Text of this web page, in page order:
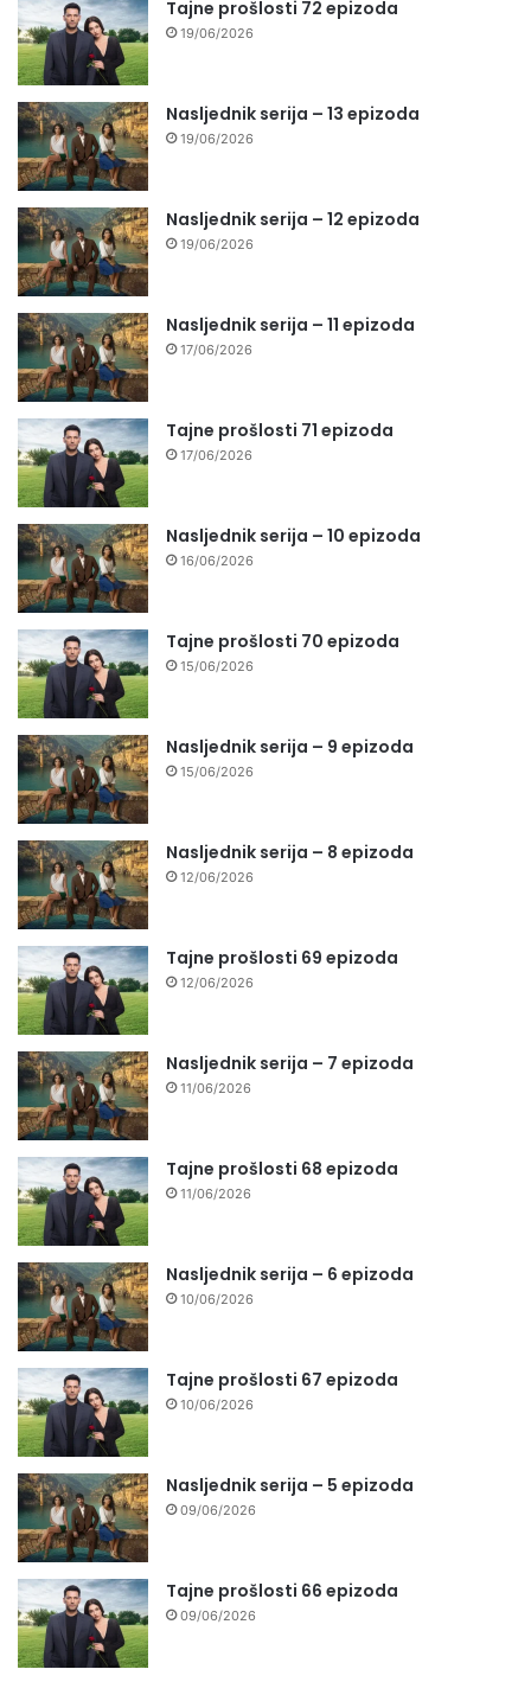
Tajne prošlosti 72 epizoda
19/06/2026
Nasljednik serija – 13 epizoda
19/06/2026
Nasljednik serija – 12 epizoda
19/06/2026
Nasljednik serija – 11 epizoda
17/06/2026
Tajne prošlosti 71 epizoda
17/06/2026
Nasljednik serija – 10 epizoda
16/06/2026
Tajne prošlosti 70 epizoda
15/06/2026
Nasljednik serija – 9 epizoda
15/06/2026
Nasljednik serija – 8 epizoda
12/06/2026
Tajne prošlosti 69 epizoda
12/06/2026
Nasljednik serija – 7 epizoda
11/06/2026
Tajne prošlosti 68 epizoda
11/06/2026
Nasljednik serija – 6 epizoda
10/06/2026
Tajne prošlosti 67 epizoda
10/06/2026
Nasljednik serija – 5 epizoda
09/06/2026
Tajne prošlosti 66 epizoda
09/06/2026